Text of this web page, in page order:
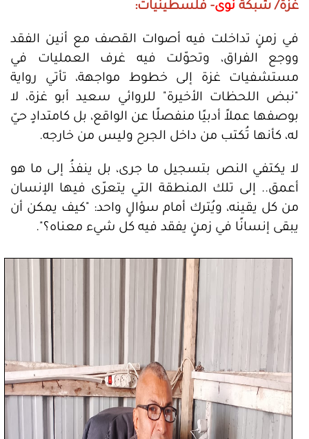
غزة/ شبكة نوى- فلسطينيات:
في زمنٍ تداخلت فيه أصوات القصف مع أنين الفقد
ووجع الفراق، وتحوّلت فيه غرف العمليات في
مستشفيات غزة إلى خطوط مواجهة، تأتي رواية
"نبض اللحظات الأخيرة" للروائي سعيد أبو غزة، لا
بوصفها عملاً أدبيًا منفصلًا عن الواقع، بل كامتدادٍ حيّ
له، كأنها تُكتب من داخل الجرح وليس من خارجه.
لا يكتفي النص بتسجيل ما جرى، بل ينفذُ إلى ما هو
أعمق.. إلى تلك المنطقة التي يتعرّى فيها الإنسان
من كل يقينه، ويُترك أمام سؤالٍ واحد: "كيف يمكن أن
يبقى إنسانًا في زمنٍ يفقد فيه كل شيء معناه؟".